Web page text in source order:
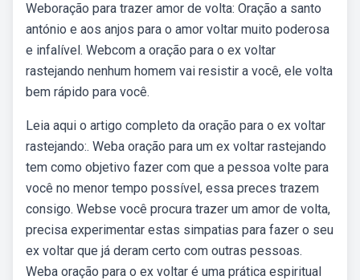
Weboração para trazer amor de volta: Oração a santo
antónio e aos anjos para o amor voltar muito poderosa
e infalível. Webcom a oração para o ex voltar
rastejando nenhum homem vai resistir a você, ele volta
bem rápido para você.
Leia aqui o artigo completo da oração para o ex voltar
rastejando:. Weba oração para um ex voltar rastejando
tem como objetivo fazer com que a pessoa volte para
você no menor tempo possível, essa preces trazem
consigo. Webse você procura trazer um amor de volta,
precisa experimentar estas simpatias para fazer o seu
ex voltar que já deram certo com outras pessoas.
Weba oração para o ex voltar é uma prática espiritual